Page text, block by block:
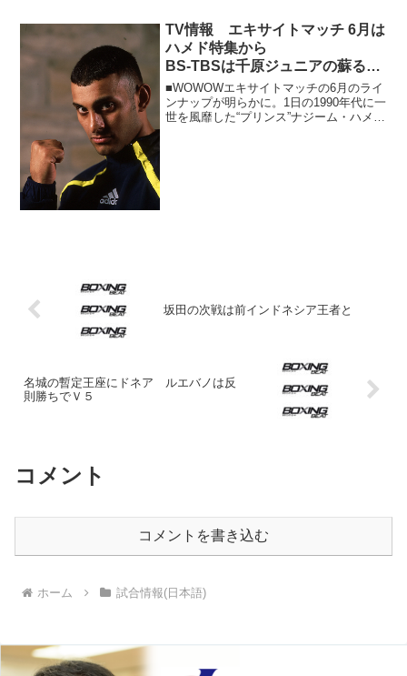
た。スコアは95-94、96-93×2。 ...
TV情報 エキサイトマッチ 6月は
ハメド特集から
BS-TBSは千原ジュニアの蘇る名
勝負番組
■WOWOWエキサイトマッチの6月のライ
ンナップが明らかに。1日の1990年代に一
世を風靡した“プリンス”ナジーム・ハメド
坂田の次戦は前インドネシア王者と
名城の暫定王座にドネア ルエバノは反
則勝ちでＶ５
コメント
コメントを書き込む
ホーム 試合情報(日本語)